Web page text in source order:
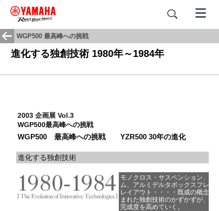
WGP500 最高峰への挑戦
進化する独創技術 1980年～1984年
2003 企画展 Vol.3
WGP500最高峰への挑戦
WGP500 最高峰への挑戦 YZR500 30年の進化
進化する独創技術
モノクロス・サスペンション、パ
ム、アルミデルタボックスフレー
レイアウト・・・・既成の概念を
まれた独創技術のかずかずが、試
完成度を高めていく。